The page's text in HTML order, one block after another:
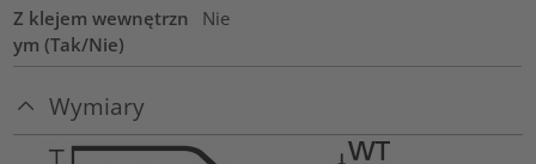
Z klejem wewnętrzn
ym (Tak/Nie)
Nie
Wymiary